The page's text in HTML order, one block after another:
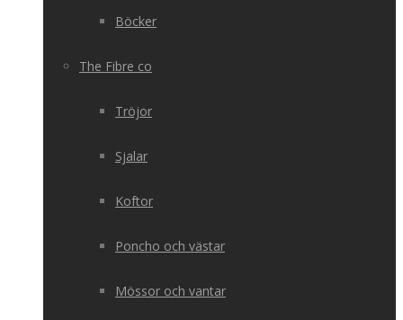
Böcker
The Fibre co
Tröjor
Sjalar
Koftor
Poncho och västar
Mössor och vantar